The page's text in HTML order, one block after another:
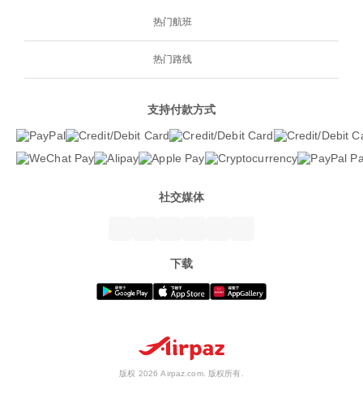
热门航班
热门路线
支持付款方式
社交媒体
下载
版权 2026 Airpaz.com. 版权所有.